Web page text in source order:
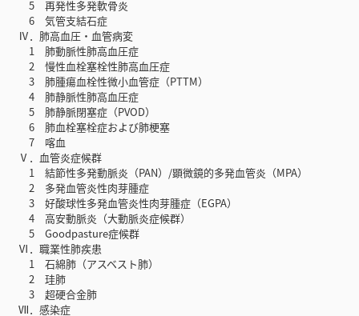
5 再発性多発軟骨炎
6 気管支結石症
Ⅳ．肺高血圧・血管病変
1 肺動脈性肺高血圧症
2 慢性血栓塞栓性肺高血圧症
3 肺腫瘍血栓性微小血管症（PTTM）
4 肺静脈性肺高血圧症
5 肺静脈閉塞症（PVOD）
6 肺血栓塞栓症および肺梗塞
7 喀血
Ⅴ．血管炎症候群
1 結節性多発動脈炎（PAN）/顕微鏡的多発血管炎（MPA）
2 多発血管炎性肉芽腫症
3 好酸球性多発血管炎性肉芽腫症（EGPA）
4 高安動脈炎（大動脈炎症候群）
5 Goodpasture症候群
Ⅵ．職業性肺疾患
1 石綿肺（アスベスト肺）
2 珪肺
3 超硬合金肺
Ⅶ．感染症